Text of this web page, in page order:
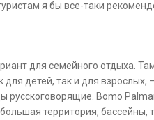
я бы все-таки
для семейного отдыха.
для детей, так и для
русскоговорящие. Bomo
территория,